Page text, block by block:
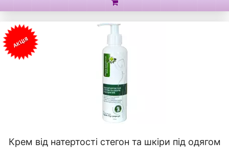
Крем від натертості стегон та шкіри під одягом
АКЦІЯ